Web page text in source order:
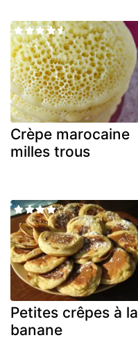
Crèpe marocaine
milles trous
Petites crêpes à la
banane